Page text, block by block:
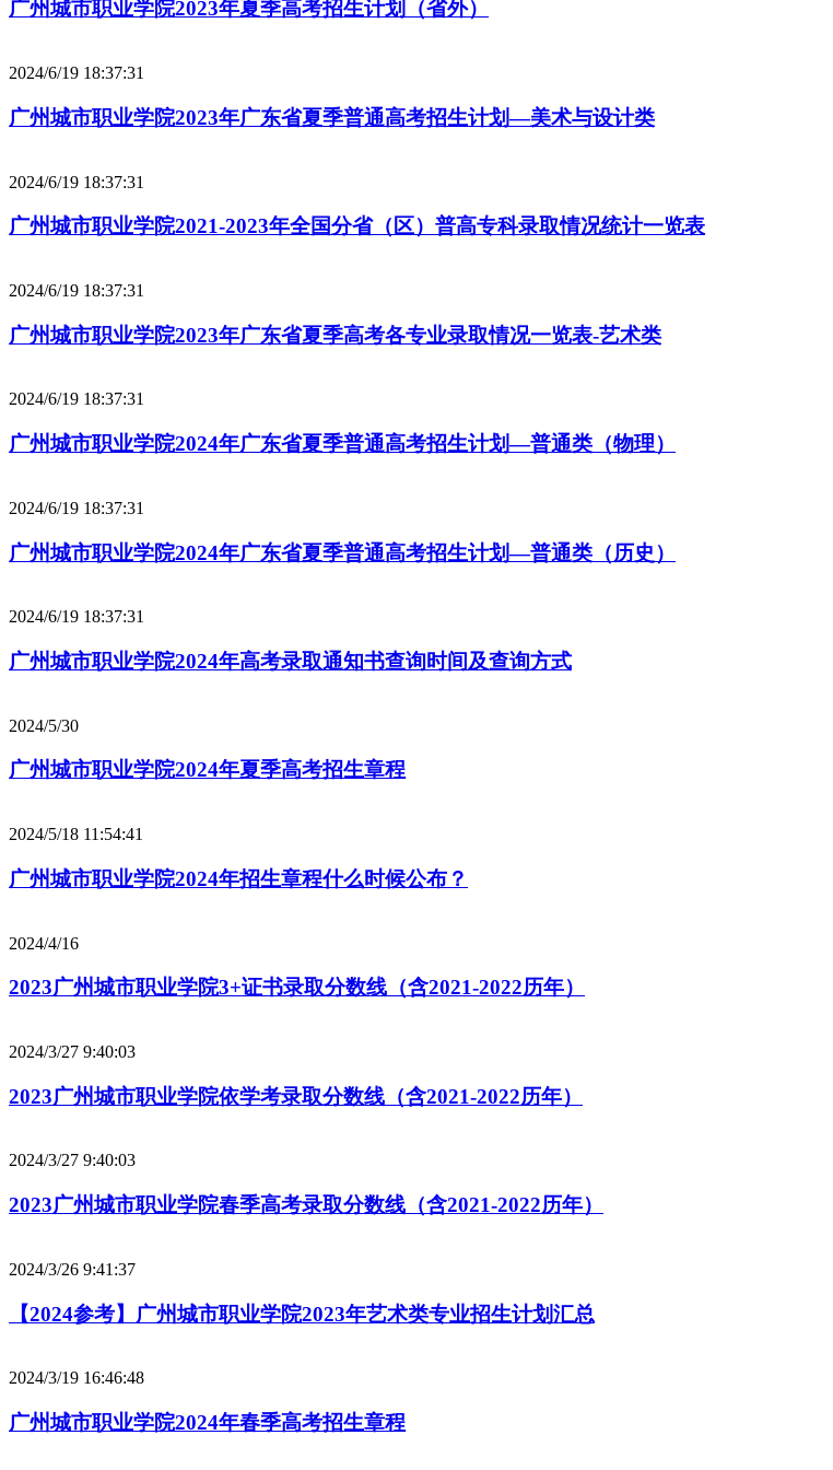
广州城市职业学院2023年夏季高考招生计划（省外）
2024/6/19 18:37:31
广州城市职业学院2023年广东省夏季普通高考招生计划—美术与设计类
2024/6/19 18:37:31
广州城市职业学院2021-2023年全国分省（区）普高专科录取情况统计一览表
2024/6/19 18:37:31
广州城市职业学院2023年广东省夏季高考各专业录取情况一览表-艺术类
2024/6/19 18:37:31
广州城市职业学院2024年广东省夏季普通高考招生计划—普通类（物理）
2024/6/19 18:37:31
广州城市职业学院2024年广东省夏季普通高考招生计划—普通类（历史）
2024/6/19 18:37:31
广州城市职业学院2024年高考录取通知书查询时间及查询方式
2024/5/30
广州城市职业学院2024年夏季高考招生章程
2024/5/18 11:54:41
广州城市职业学院2024年招生章程什么时候公布？
2024/4/16
2023广州城市职业学院3+证书录取分数线（含2021-2022历年）
2024/3/27 9:40:03
2023广州城市职业学院依学考录取分数线（含2021-2022历年）
2024/3/27 9:40:03
2023广州城市职业学院春季高考录取分数线（含2021-2022历年）
2024/3/26 9:41:37
【2024参考】广州城市职业学院2023年艺术类专业招生计划汇总
2024/3/19 16:46:48
广州城市职业学院2024年春季高考招生章程